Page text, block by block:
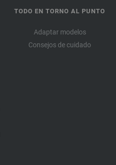
TODO EN TORNO AL PUNTO
Adaptar modelos
Consejos de cuidado